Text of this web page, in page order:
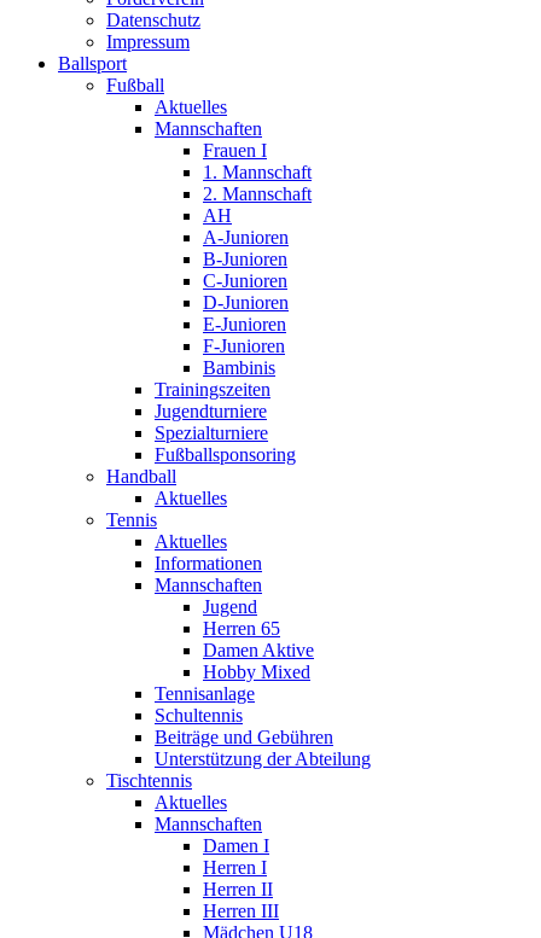
Datenschutz
Impressum
Ballsport
Fußball
Aktuelles
Mannschaften
Frauen I
1. Mannschaft
2. Mannschaft
AH
A-Junioren
B-Junioren
C-Junioren
D-Junioren
E-Junioren
F-Junioren
Bambinis
Trainingszeiten
Jugendturniere
Spezialturniere
Fußballsponsoring
Handball
Aktuelles
Tennis
Aktuelles
Informationen
Mannschaften
Jugend
Herren 65
Damen Aktive
Hobby Mixed
Tennisanlage
Schultennis
Beiträge und Gebühren
Unterstützung der Abteilung
Tischtennis
Aktuelles
Mannschaften
Damen I
Herren I
Herren II
Herren III
Mädchen U18